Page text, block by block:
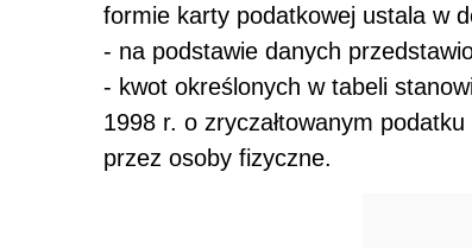
formie karty podatkowej ustala w
- na podstawie danych
- kwot określonych w tabeli
1998 r. o zryczałtowanym
przez osoby fizyczne.